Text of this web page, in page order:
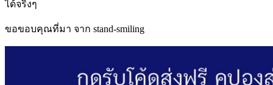
ได้จริงๆ
ขอขอบคุณที่มา จาก stand-smiling